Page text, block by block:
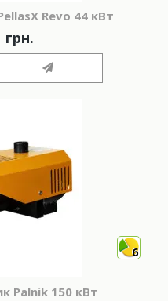
Revo 44 кВт
грн.
6
Palnik 150 кВт